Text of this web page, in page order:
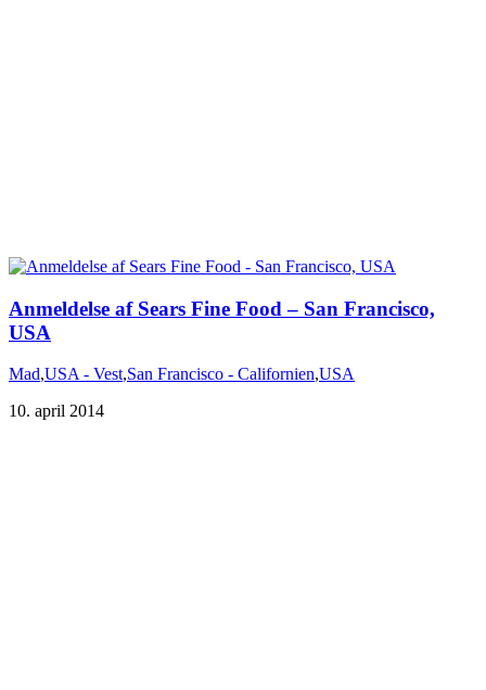
Anmeldelse af Sears Fine Food – San Francisco,
Mad,USA - Vest,San Francisco - Californien,USA
10. april 2014